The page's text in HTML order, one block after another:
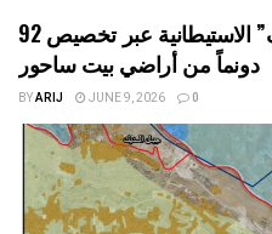
الاحتلال يرسّخ بؤرة “يتسيف” الاستيطانية عبر تخصيص 92
دونماً من أراضي بيت ساحور
BYARIJ JUNE 9, 2026 0